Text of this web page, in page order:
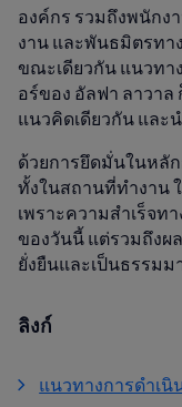
องค์กร รวมถึงพนักง
งาน และพันธมิตรทา
ขณะเดียวกัน แนวทา
อร์ของ อัลฟา ลาวา
แนวคิดเดียวกัน และ
ด้วยการยึดมั่นในหลัก
ทั้งในสถานที่ทำงาน
เพราะความสำเร็จท
ของวันนี้ แต่รวมถึงผ
ยั่งยืนและเป็นธรรมม
ลิงก์
แนวทางการดำเ